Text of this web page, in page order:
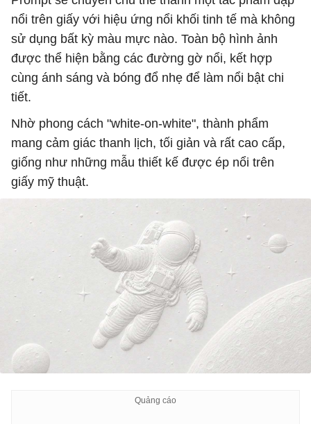
nổi trên giấy với hiệu ứng nổi khối tinh tế mà không
sử dụng bất kỳ màu mực nào. Toàn bộ hình ảnh
được thể hiện bằng các đường gờ nổi, kết hợp
cùng ánh sáng và bóng đổ nhẹ để làm nổi bật chi
tiết.
Nhờ phong cách "white-on-white", thành phẩm
mang cảm giác thanh lịch, tối giản và rất cao cấp,
giống như những mẫu thiết kế được ép nổi trên
giấy mỹ thuật.